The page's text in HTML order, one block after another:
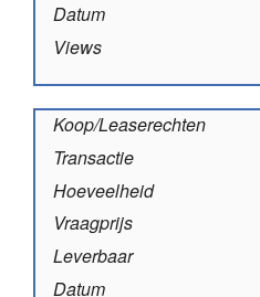
Datum
Views
Koop/Leaserechten
Transactie
Hoeveelheid
Vraagprijs
Leverbaar
Datum